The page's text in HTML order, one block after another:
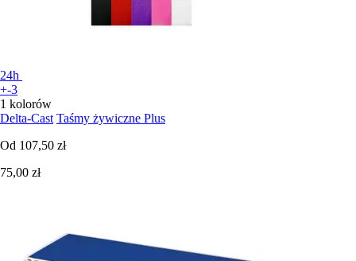
24h
+-3
1 kolorów
Delta-Cast Taśmy żywiczne Plus
Od 107,50 zł
75,00 zł